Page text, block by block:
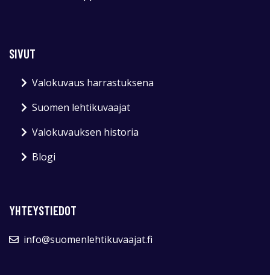
SIVUT
Valokuvaus harrastuksena
Suomen lehtikuvaajat
Valokuvauksen historia
Blogi
YHTEYSTIEDOT
info@suomenlehtikuvaajat.fi